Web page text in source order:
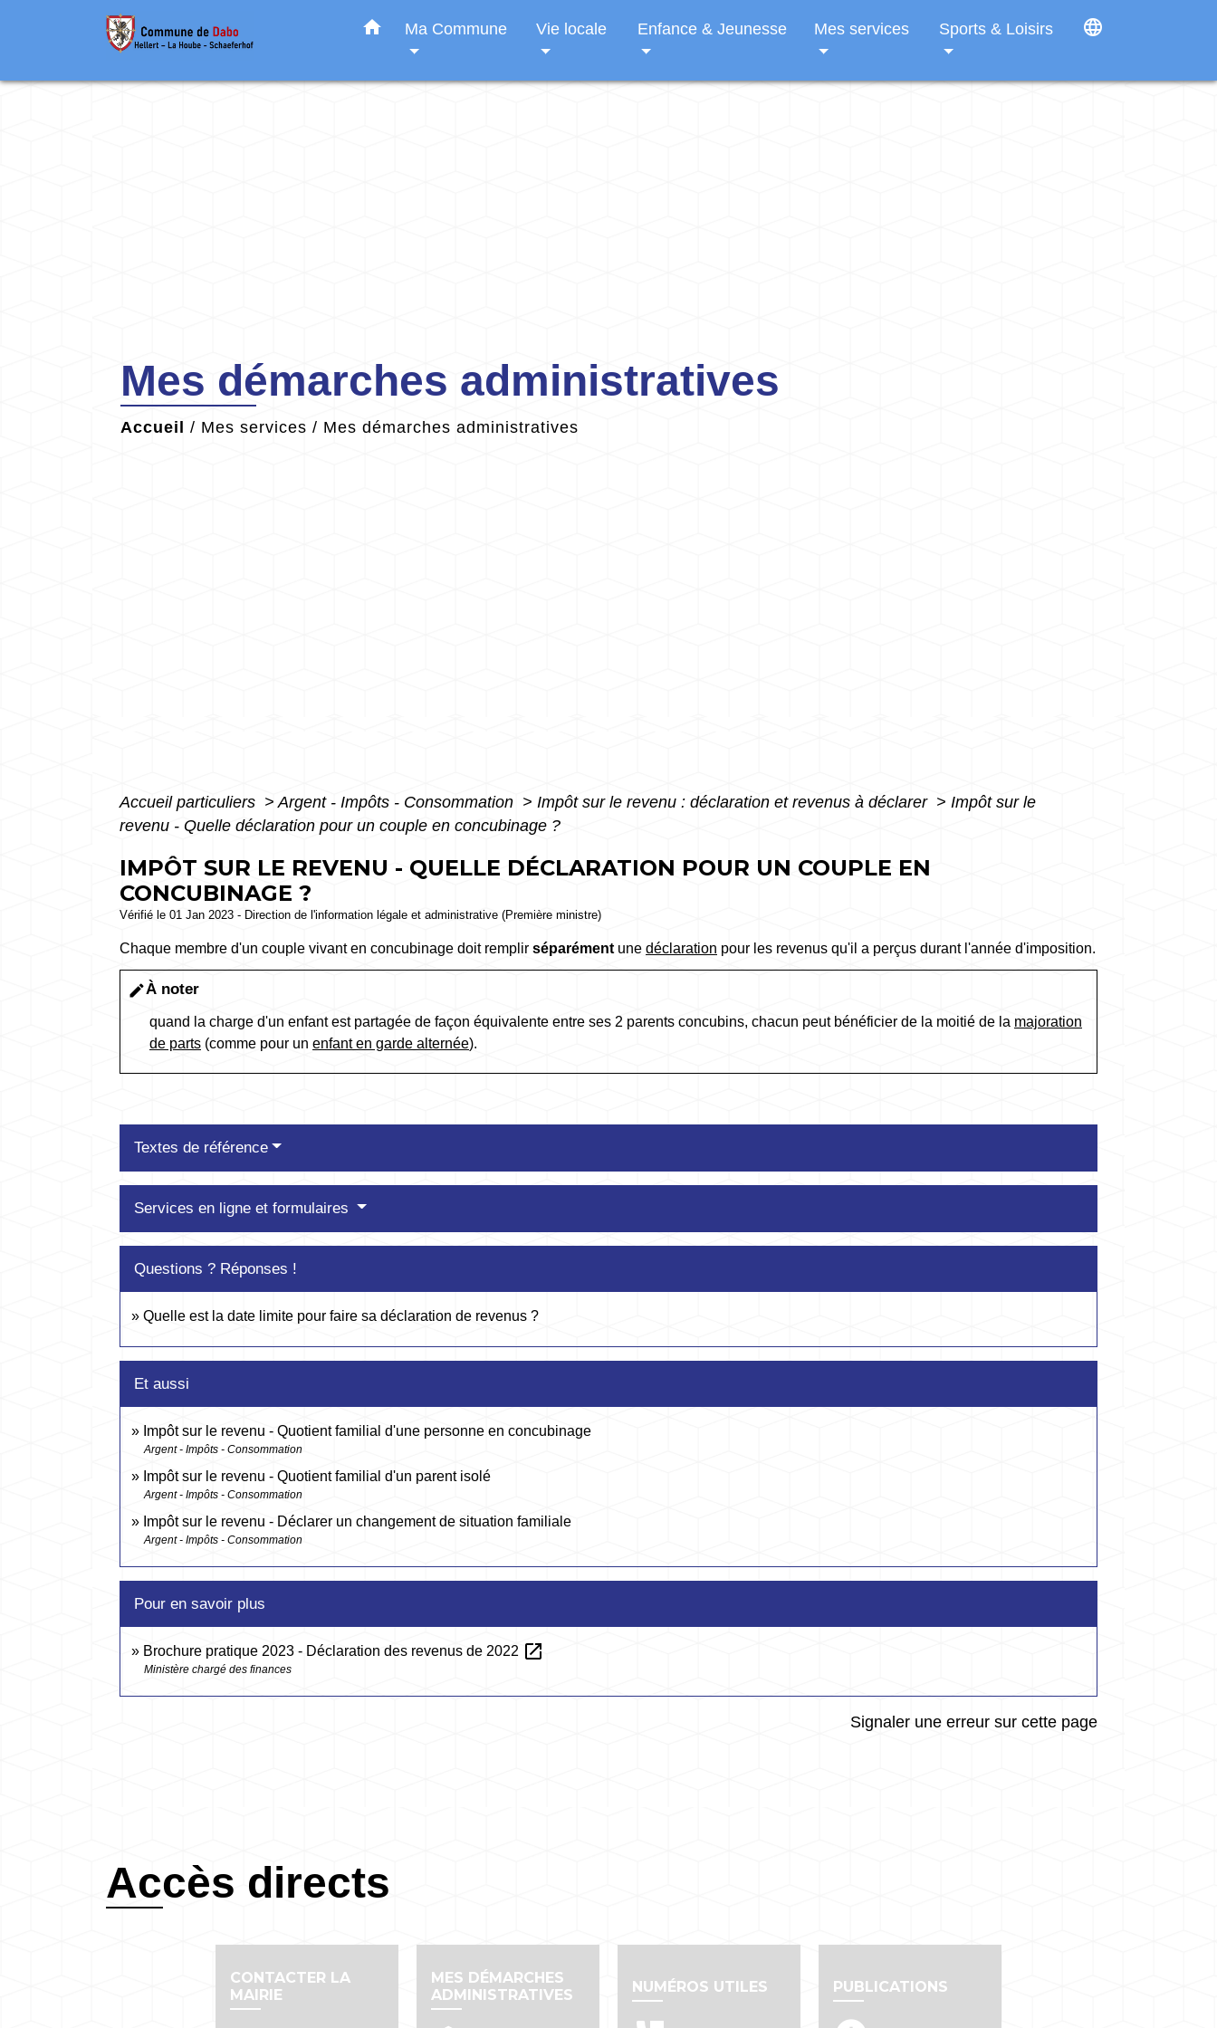
home Ma Commune Vie locale Enfance & Jeunesse Mes services Sports & Loisirs language
Mes démarches administratives
Accueil / Mes services / Mes démarches administratives
Accueil particuliers > Argent - Impôts - Consommation > Impôt sur le revenu : déclaration et revenus à déclarer > Impôt sur le
revenu - Quelle déclaration pour un couple en concubinage ?
IMPÔT SUR LE REVENU - QUELLE DÉCLARATION POUR UN COUPLE EN
CONCUBINAGE ?
Vérifié le 01 Jan 2023 - Direction de l'information légale et administrative (Première ministre)
Chaque membre d'un couple vivant en concubinage doit remplir séparément une déclaration pour les revenus qu'il a perçus durant l'année d'imposition.
editÀ noter
quand la charge d'un enfant est partagée de façon équivalente entre ses 2 parents concubins, chacun peut bénéficier de la moitié de la majoration
de parts (comme pour un enfant en garde alternée).
Textes de référence
Services en ligne et formulaires
Questions ? Réponses !
Quelle est la date limite pour faire sa déclaration de revenus ?
Et aussi
Impôt sur le revenu - Quotient familial d'une personne en concubinage
Argent - Impôts - Consommation
Impôt sur le revenu - Quotient familial d'un parent isolé
Argent - Impôts - Consommation
Impôt sur le revenu - Déclarer un changement de situation familiale
Argent - Impôts - Consommation
Pour en savoir plus
Brochure pratique 2023 - Déclaration des revenus de 2022 open_in_new
Ministère chargé des finances
Signaler une erreur sur cette page
Accès directs
CONTACTER LA
MAIRIE
MES DÉMARCHES
ADMINISTRATIVES
NUMÉROS UTILES PUBLICATIONS